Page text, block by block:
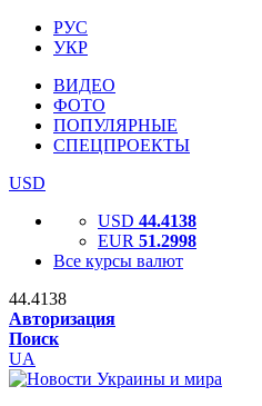
РУС
УКР
ВИДЕО
ФОТО
ПОПУЛЯРНЫЕ
СПЕЦПРОЕКТЫ
USD
USD 44.4138
EUR 51.2998
Все курсы валют
44.4138
Авторизация
Поиск
UA